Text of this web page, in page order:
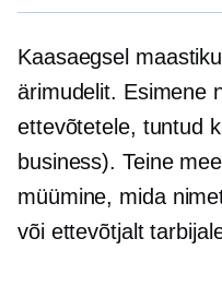
Kaasaegsel
ärimudelit. Esimene
ettevõtetele, tuntud
business). Teine
müümine, mida
või ettevõtjalt